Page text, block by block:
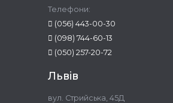
Телефони:
(056) 443-00-30
(098) 744-60-13
(050) 257-20-72
Львів
вул. Стрийська, 45Д